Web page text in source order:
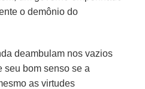
o demônio do
deambulam nos vazios
seu bom senso se a
as virtudes